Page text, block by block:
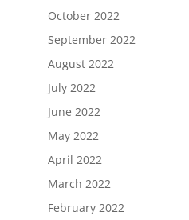
October 2022
September 2022
August 2022
July 2022
June 2022
May 2022
April 2022
March 2022
February 2022